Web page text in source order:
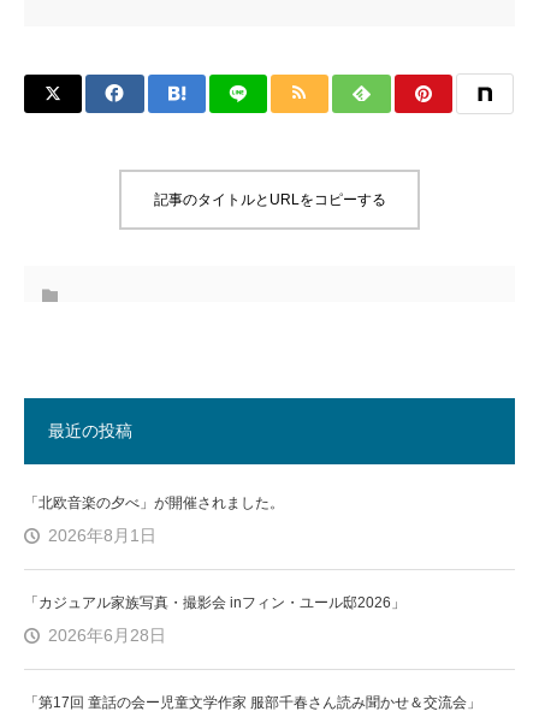
記事のタイトルとURLをコピーする
最近の投稿
「北欧音楽の夕べ」が開催されました。
2026年8月1日
「カジュアル家族写真・撮影会 inフィン・ユール邸2026」
2026年6月28日
「第17回 童話の会ー児童文学作家 服部千春さん読み聞かせ＆交流会」